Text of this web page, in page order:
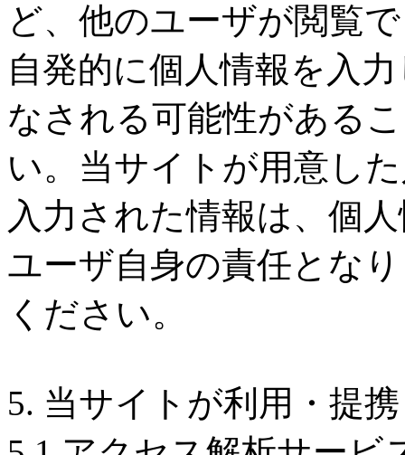
ど、他のユーザが閲覧
自発的に個人情報を入
なされる可能性がある
い。当サイトが用意し
入力された情報は、個
ユーザ自身の責任とな
ください。
5. 当サイトが利用・提